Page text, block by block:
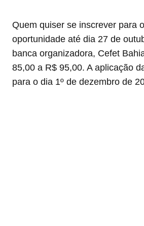
Quem quiser se inscrever para
oportunidade até dia 27 de
banca organizadora, Cefet
85,00 a R$ 95,00. A aplicação
para o dia 1º de dezembro de